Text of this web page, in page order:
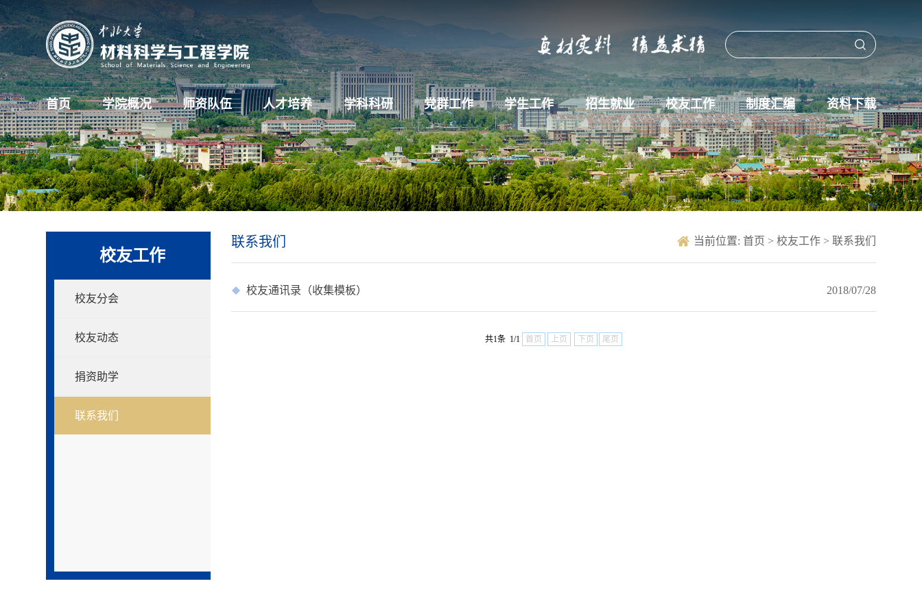
首页 学院概况 师资队伍 人才培养 学科科研 党群工作 学生工作 招生就业 校友工作 制度汇编 资料下载
校友工作
校友分会
校友动态
捐资助学
联系我们
联系我们 当前位置: 首页 > 校友工作 > 联系我们
校友通讯录（收集模板） 2018/07/28
共1条 1/1 首页 上页 下页 尾页